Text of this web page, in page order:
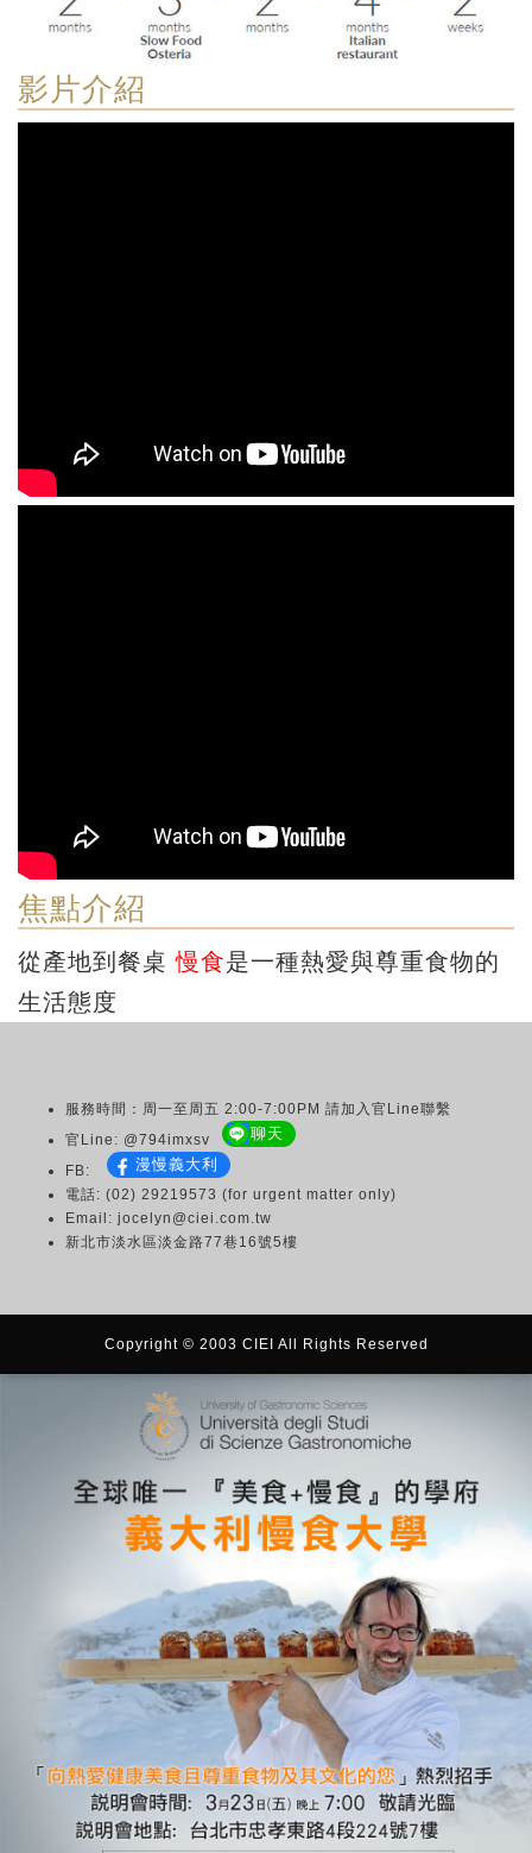
影片介紹
焦點介紹
從產地到餐桌慢食是一種熱愛與尊重食物的
生活態度
服務時間：周一至周五 2:00-7:00PM 請加入官Line聯繫
官Line: @794imxsv
聊天
FB: 漫慢義大利
電話: (02) 29219573 (for urgent matter only)
Email: jocelyn@ciei.com.tw
新北市淡水區淡金路77巷16號5樓
Copyright © 2003 CIEI All Rights Reserved